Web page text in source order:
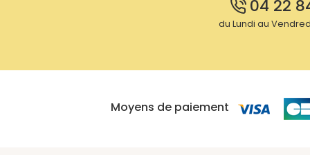
04 22
du Lundi au
Moyens de paiement